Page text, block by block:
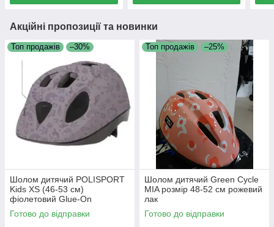
Акційні пропозиції та новинки
Топ продажів –30%
Шолом дитячий POLISPORT
Kids XS (46-53 см)
фіолетовий Glue-On
Готово до відправки
Топ продажів –25%
Шолом дитячий Green Cycle
MIA розмір 48-52 см рожевий
лак
Готово до відправки